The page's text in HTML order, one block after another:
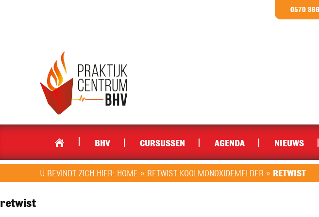
0570
BHV CURSUSSEN AGENDA NIEUWS
U BEVINDT ZICH HIER: HOME » RETWIST KOOLMONOXIDEMELDER » RETWIST
retwist